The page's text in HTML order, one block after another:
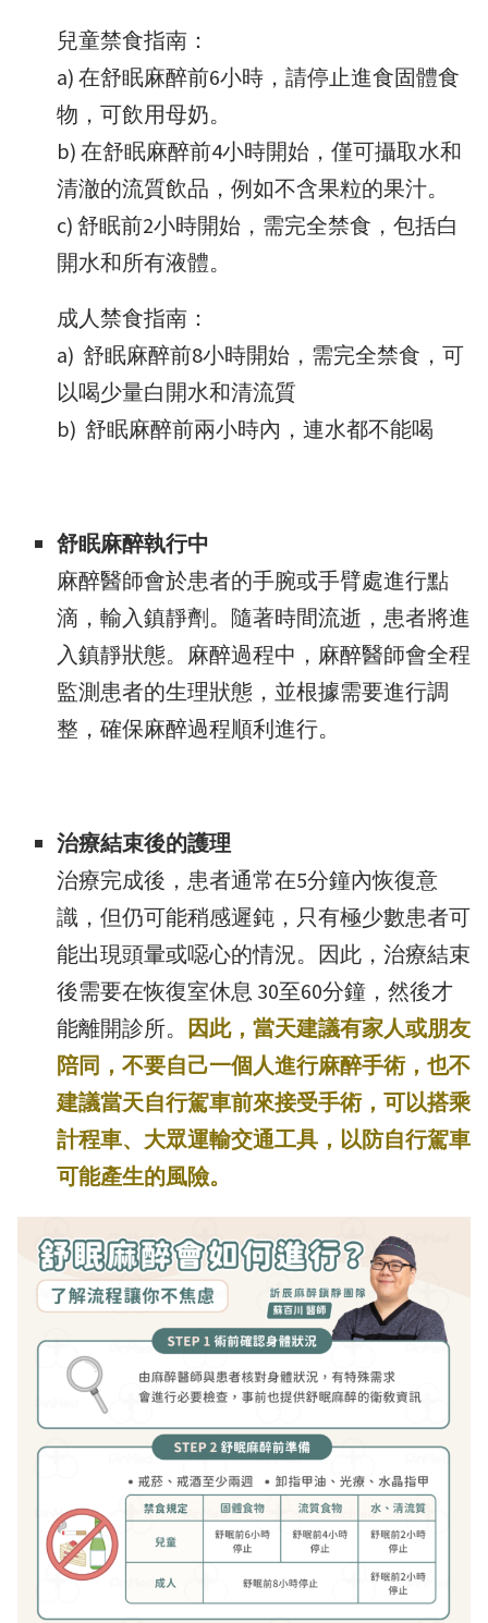
兒童禁食指南：
a) 在舒眠麻醉前6小時，請停止進食固體食
物，可飲用母奶。
b) 在舒眠麻醉前4小時開始，僅可攝取水和
清澈的流質飲品，例如不含果粒的果汁。
c) 舒眠前2小時開始，需完全禁食，包括白
開水和所有液體。
成人禁食指南：
a) 舒眠麻醉前8小時開始，需完全禁食，可
以喝少量白開水和清流質
b) 舒眠麻醉前兩小時內，連水都不能喝
舒眠麻醉執行中
麻醉醫師會於患者的手腕或手臂處進行點
滴，輸入鎮靜劑。隨著時間流逝，患者將進
入鎮靜狀態。麻醉過程中，麻醉醫師會全程
監測患者的生理狀態，並根據需要進行調
整，確保麻醉過程順利進行。
治療結束後的護理
治療完成後，患者通常在5分鐘內恢復意
識，但仍可能稍感遲鈍，只有極少數患者可
能出現頭暈或噁心的情況。因此，治療結束
後需要在恢復室休息 30至60分鐘，然後才
能離開診所。
因此，當天建議有家人或朋友
陪同，不要自己一個人進行麻醉手術，也不
建議當天自行駕車前來接受手術，可以搭乘
計程車、大眾運輸交通工具，以防自行駕車
可能產生的風險。